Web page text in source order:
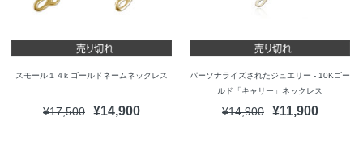
スモール１４k ゴールドネームネックレス
¥17,500 ¥14,900
パーソナライズされたジュエリー - 10Kゴー
ルド「キャリー」ネックレス
¥14,900 ¥11,900